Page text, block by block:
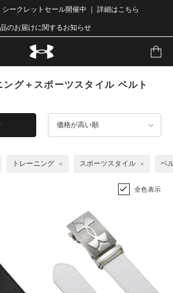
シークレットセール開催中 ｜ 詳細はこちら
のお届けに関するお知らせ
グ＋スポーツスタイル ベルト
価格が高い順
トレーニング スポーツスタイル ベ
全色表示